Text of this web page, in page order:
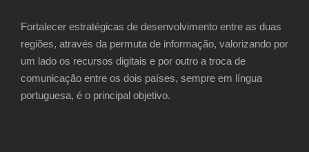
Fortalecer estratégicas de desenvolvimento entre as duas
regiões, através da permuta de informação, valorizando por
um lado os recursos digitais e por outro a troca de
comunicação entre os dois países, sempre em língua
portuguesa, é o principal objetivo.